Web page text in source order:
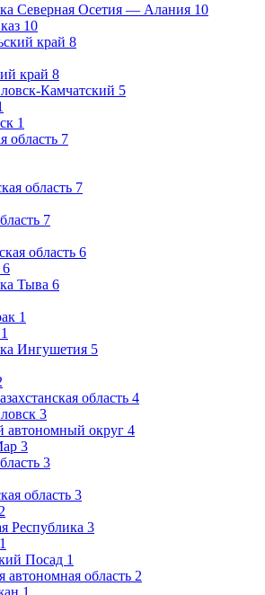
Северная Осетия — Алания 10
10
край 8
край 8
Камчатский 5
1
область 7
область 7
7
область 6
6
Тыва 6
1
1
Ингушетия 5
область 4
3
автономный округ 4
3
3
область 3
2
Республика 3
1
Посад 1
автономная область 2
1